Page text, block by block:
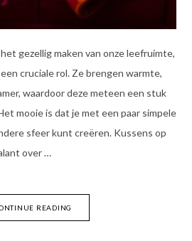
gezellig maken van onze leefruimte,
cruciale rol. Ze brengen warmte,
waardoor deze meteen een stuk
mooie is dat je met een paar simpele
sfeer kunt creëren. Kussens op
over …
READING